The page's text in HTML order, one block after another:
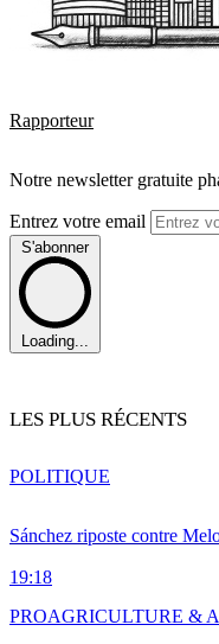
Rapporteur
Notre newsletter gratuite
Entrez votre email
S'abonner
Loading...
LES PLUS RÉCENTS
Sánchez riposte contre
19:18
POLITIQUE
PROAGRICULTURE &